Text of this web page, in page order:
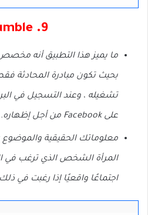
9. Bumble
ما يميز هذا التطبيق أنه مخصص
بحيث تكون مبادرة المحادثة
تشغيله ، وعند التسجيل في
على Facebook من أجل إظهاره.
معلوماتك الحقيقية والموضوع
المرأة الشخص الذي ترغب في
اجتماعًا واقعيًا إذا رغبت في ذلك